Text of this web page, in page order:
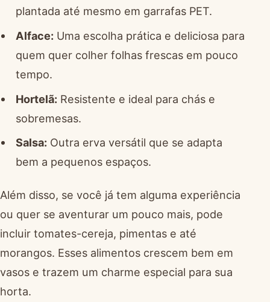
plantada até mesmo em garrafas PET.
Alface: Uma escolha prática e deliciosa para
quem quer colher folhas frescas em pouco
tempo.
Hortelã: Resistente e ideal para chás e
sobremesas.
Salsa: Outra erva versátil que se adapta
bem a pequenos espaços.
Além disso, se você já tem alguma experiência
ou quer se aventurar um pouco mais, pode
incluir tomates-cereja, pimentas e até
morangos. Esses alimentos crescem bem em
vasos e trazem um charme especial para sua
horta.